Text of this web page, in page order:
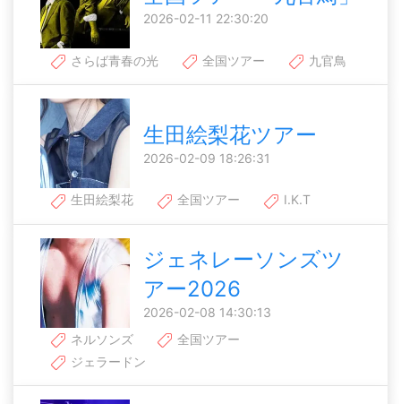
2026-02-11 22:30:20
さらば青春の光 全国ツアー 九官鳥
生田絵梨花ツアー
2026-02-09 18:26:31
生田絵梨花 全国ツアー I.K.T
ジェネレーソンズツ
アー2026
2026-02-08 14:30:13
ネルソンズ
全国ツアー
ジェラードン